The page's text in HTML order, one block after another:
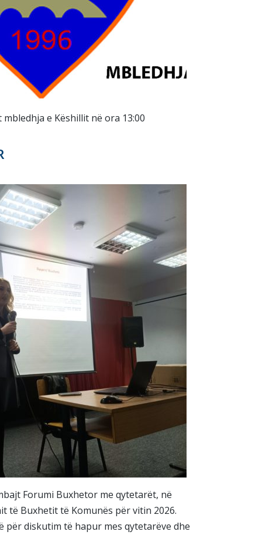
e Këshillit në ora 13:00
Forumi Buxhetor me qytetarët, në
të Buxhetit të Komunës për vitin 2026.
për diskutim të hapur mes qytetarëve dhe